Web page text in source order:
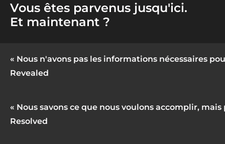
Vous êtes parvenus jusqu'ici.
Et maintenant ?
« Nous n'avons pas les informations nécessaires
Revealed
« Nous savons ce que nous voulons accomplir,
Resolved